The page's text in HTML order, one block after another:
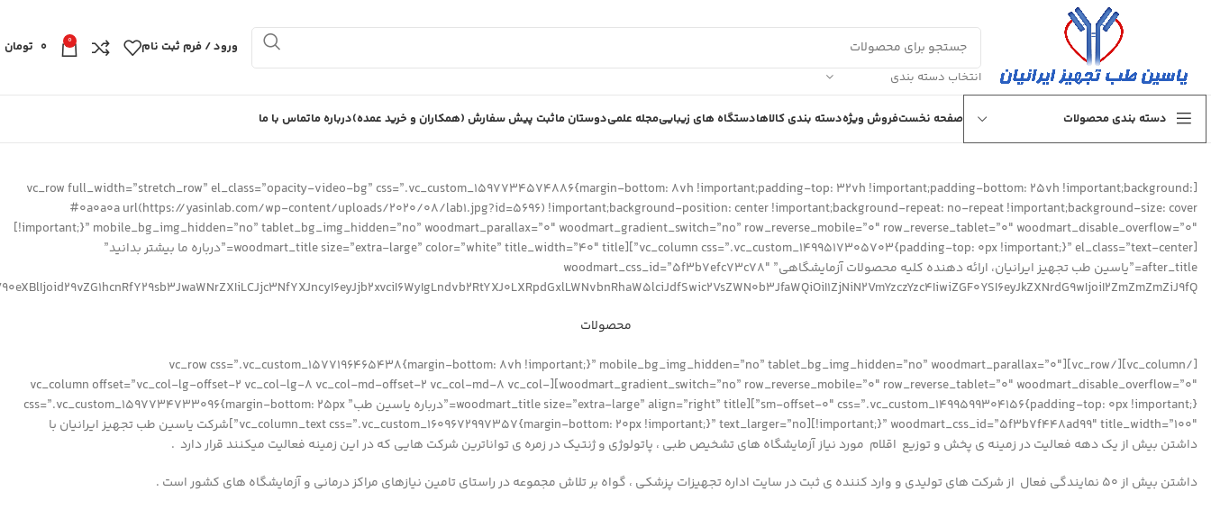
انتخاب دسته بندی
ورود / فرم ثبت نام 0
0 تومان
دسته بندی محصولات صفحه نخستفروش ویژهدسته بندی کالاهادستگاه های زیباییمجله علمیدوستان ماثبت پیش سفارش (همکاران و خرید عمده)درباره ماتماس با ما
[vc_row full_width=”stretch_row” el_class=”opacity-video-bg” css=”.vc_custom_1597734574886{margin-bottom: 8vh !important;padding-top: 32vh !important;padding-bottom: 25vh !important;background:
#0a0a0a url(https://yasinlab.com/wp-content/uploads/2020/08/lab1.jpg?id=5696) !important;background-position: center !important;background-repeat: no-repeat !important;background-size: cover
!important;}” mobile_bg_img_hidden=”no” tablet_bg_img_hidden=”no” woodmart_parallax=”0″ woodmart_gradient_switch=”no” row_reverse_mobile=”0″ row_reverse_tablet=”0″ woodmart_disable_overflow=”0″]
[vc_column css=”.vc_custom_1499517305703{padding-top: 0px !important;}” el_class=”text-center”][woodmart_title size=”extra-large” color=”white” title_width=”40″ title=”درباره ما بیشتر بدانید”
after_title=”یاسین طب تجهیز ایرانیان، ارائه دهنده کلیه محصولات آزمایشگاهی” woodmart_css_id=”5f3b7efc73c78″
محصولات
[/vc_column][/vc_row][vc_row css=”.vc_custom_1577196465438{margin-bottom: 8vh !important;}” mobile_bg_img_hidden=”no” tablet_bg_img_hidden=”no” woodmart_parallax=”0″
woodmart_gradient_switch=”no” row_reverse_mobile=”0″ row_reverse_tablet=”0″ woodmart_disable_overflow=”0″][vc_column offset=”vc_col-lg-offset-2 vc_col-lg-8 vc_col-md-offset-2 vc_col-md-8 vc_col-
sm-offset-0″ css=”.vc_custom_1499599304156{padding-top: 0px !important;}”][woodmart_title size=”extra-large” align=”right” title=”درباره یاسین طب” css=”.vc_custom_1597734733096{margin-bottom: 25px
!important;}” woodmart_css_id=”5f3b7f448ad99″ title_width=”100″][vc_column_text css=”.vc_custom_1609672997357{margin-bottom: 20px !important;}” text_larger=”no”]شرکت یاسین طب تجهیز ایرانیان با
داشتن بیش از یک دهه فعالیت در زمینه ی پخش و توزیع اقلام مورد نیاز آزمایشگاه های تشخیص طبی ، پاتولوژی و ژنتیک در زمره ی تواناترین شرکت هایی که در این زمینه فعالیت میکنند قرار دارد .
داشتن بیش از 50 نمایندگی فعال از شرکت های تولیدی و وارد کننده ی ثبت در سایت اداره تجهیزات پزشکی ، گواه بر تلاش مجموعه در راستای تامین نیازهای مراکز درمانی و آزمایشگاه های کشور است .